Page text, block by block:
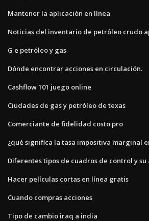
Mantener la aplicación en línea
Noticias del inventario de petróleo crudo
G e petróleo y gas
Dónde encontrar acciones en circulación.
Cashflow 101 juego online
Ciudades de gas y petróleo de texas
Comerciante de fidelidad costo pro
¿qué significa la tasa impositiva marginal
Diferentes tipos de cuadros de control y
Hacer películas cortas en línea gratis
Cuando compras acciones
Tipo de cambio iraq a india